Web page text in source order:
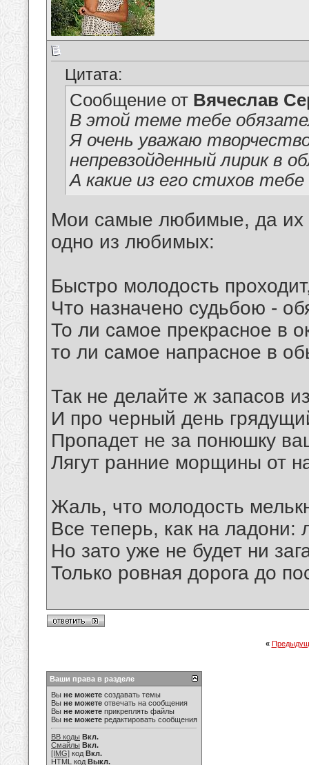
Цитата:
Сообщение от Вячеслав
В этой теме тебе
Я очень уважаю
непревзойденный лирик в
А какие из его стихов
Мои самые любимые, да их
одно из любимых:
Быстро молодость
Что назначено судьбою -
То ли самое прекрасное в
то ли самое напрасное в
Так не делайте ж запасов
И про черный день
Пропадет не за понюшку
Лягут ранние морщины от
Жаль, что молодость
Все теперь, как на ладони:
Но зато уже не будет ни
Только ровная дорога до
«
Ваши права в разделе
Вы не можете создавать темы
Вы не можете отвечать на сообщения
Вы не можете прикреплять файлы
Вы не можете редактировать сообщения
BB коды Вкл.
Смайлы Вкл.
[IMG] код Вкл.
HTML код Выкл.